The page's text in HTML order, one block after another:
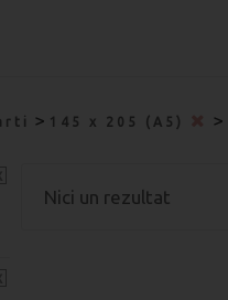
> 145 x 205 (A5) >
Nici un rezultat